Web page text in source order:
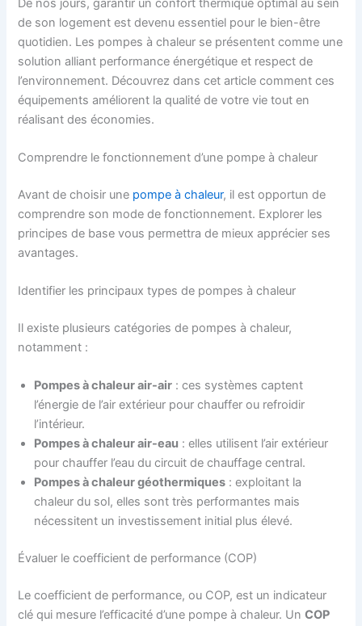
de son logement est devenu essentiel pour le bien-être
quotidien. Les pompes à chaleur se présentent comme une
solution alliant performance énergétique et respect de
l’environnement. Découvrez dans cet article comment ces
équipements améliorent la qualité de votre vie tout en
réalisant des économies.
Comprendre le fonctionnement d’une pompe à chaleur
Avant de choisir une pompe à chaleur, il est opportun de
comprendre son mode de fonctionnement. Explorer les
principes de base vous permettra de mieux apprécier ses
avantages.
Identifier les principaux types de pompes à chaleur
Il existe plusieurs catégories de pompes à chaleur,
notamment :
Pompes à chaleur air-air : ces systèmes captent
l’énergie de l’air extérieur pour chauffer ou refroidir
l’intérieur.
Pompes à chaleur air-eau : elles utilisent l’air extérieur
pour chauffer l’eau du circuit de chauffage central.
Pompes à chaleur géothermiques : exploitant la
chaleur du sol, elles sont très performantes mais
nécessitent un investissement initial plus élevé.
Évaluer le coefficient de performance (COP)
Le coefficient de performance, ou COP, est un indicateur
clé qui mesure l’efficacité d’une pompe à chaleur. UnCOP